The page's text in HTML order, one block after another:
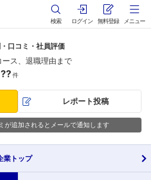
検索 ログイン 無料登録 メニュー
口コミ・社員評価
ス、退職理由まで
??件
レポート投稿
が追加されるとメールで通知します
業 トップ